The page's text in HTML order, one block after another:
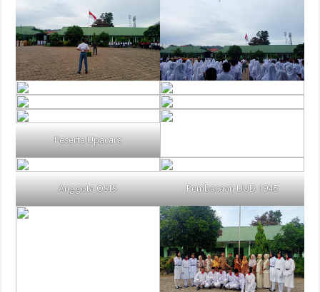
Peserta Upacara
Anggota OSIS Pembacaan UUD 1945